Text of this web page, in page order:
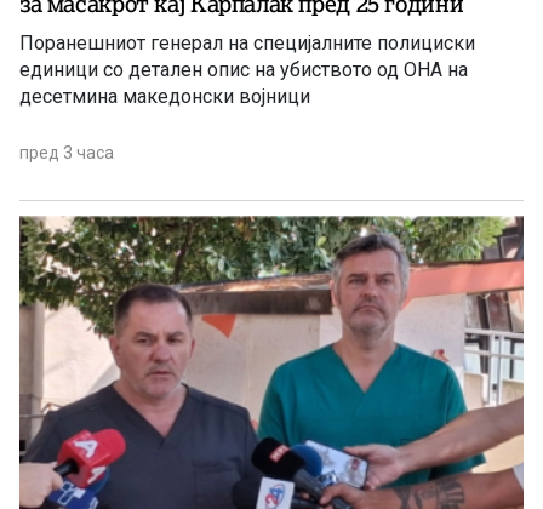
Поранешниот генерал на специјалните полициски
единици со детален опис на убиството од ОНА на
десетмина македонски војници
пред 3 часа